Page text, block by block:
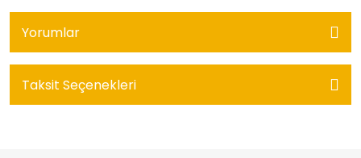
Yorumlar
Taksit Seçenekleri